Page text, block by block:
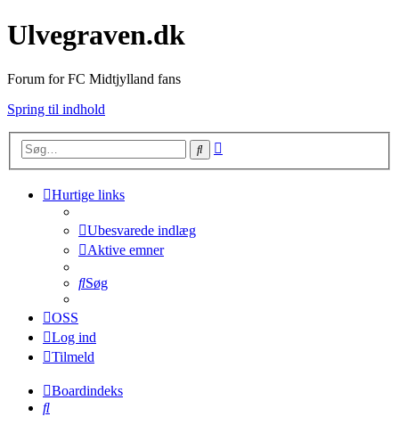
Ulvegraven.dk
Forum for FC Midtjylland fans
Spring til indhold
Søg
Hurtige links
Ubesvarede indlæg
Aktive emner
Søg
OSS
Log ind
Tilmeld
Boardindeks
Søg